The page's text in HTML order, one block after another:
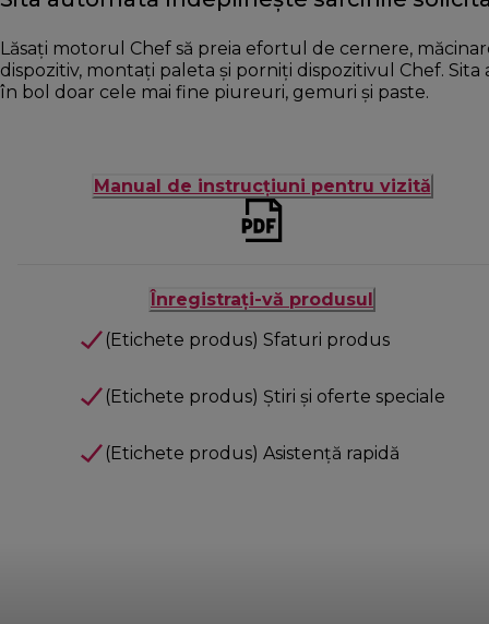
Lăsați motorul Chef să preia efortul de cernere,
dispozitiv, montați paleta și porniți dispozitivul Chef.
în bol doar cele mai fine piureuri, gemuri și paste.
Manual de instrucțiuni pentru vizită
Înregistrați-vă produsul
(Etichete produs) Sfaturi produs
(Etichete produs) Știri și oferte speciale
(Etichete produs) Asistență rapidă